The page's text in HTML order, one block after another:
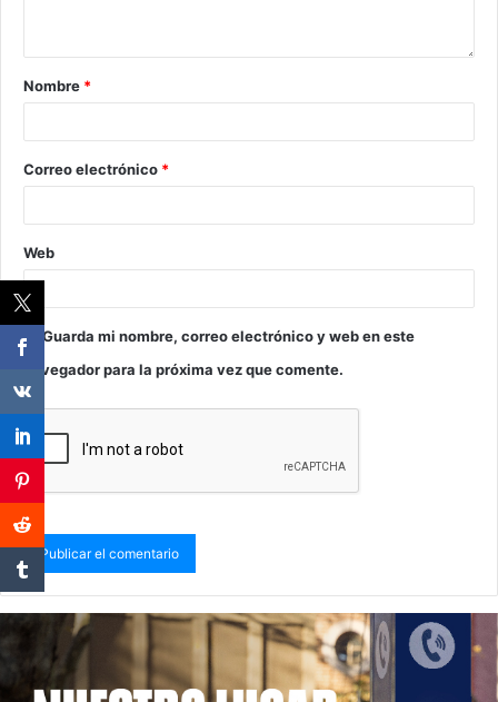
Nombre *
Correo electrónico *
Web
Guarda mi nombre, correo electrónico y web en este
navegador para la próxima vez que comente.